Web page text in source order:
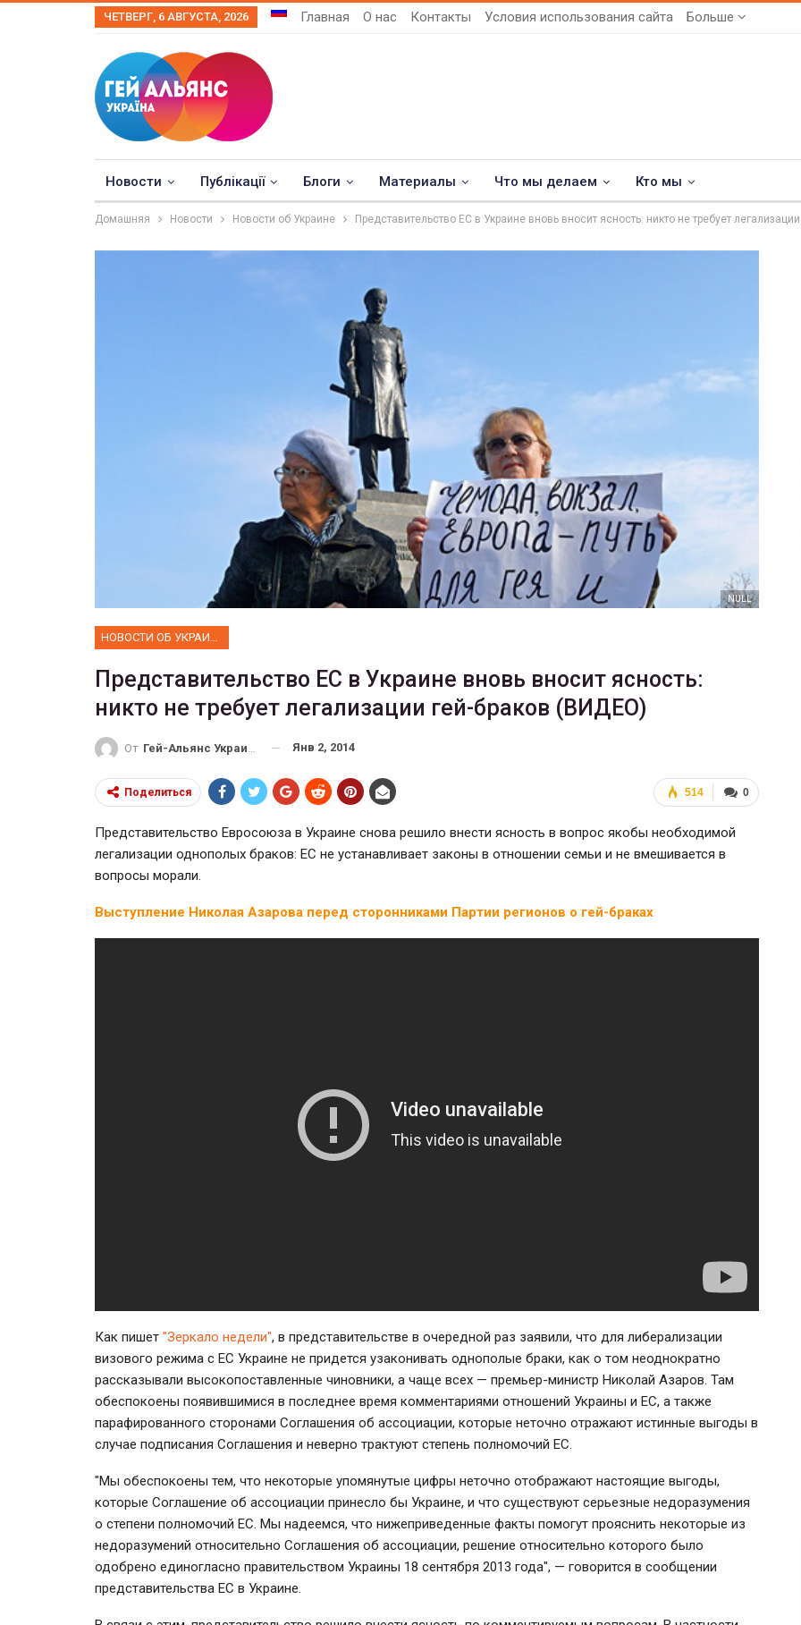
ЧЕТВЕРГ, 6 АВГУСТА, 2026 Главная О нас Контакты Условия использования сайта Больше
Новости Публікації Блоги Материалы Что мы делаем Кто мы
Домашняя Новости Новости об Украине Представительство ЕС в Украине вновь вносит ясность: никто не требует
NULL
НОВОСТИ ОБ УКРАИНЕ
Представительство ЕС в Украине вновь вносит ясность:
никто не требует легализации гей-браков (ВИДЕО)
От Гей-Альянс Украина Янв 2, 2014
0
514
Поделиться
Представительство Евросоюза в Украине снова решило внести ясность в вопрос якобы необходимой
легализации однополых браков: ЕС не устанавливает законы в отношении семьи и не вмешивается в
вопросы морали.
Выступление Николая Азарова перед сторонниками Партии регионов о гей-браках
Как пишет "Зеркало недели", в представительстве в очередной раз заявили, что для либерализации
визового режима с ЕС Украине не придется узаконивать однополые браки, как о том неоднократно
рассказывали высокопоставленные чиновники, а чаще всех — премьер-министр Николай Азаров. Там
обеспокоены появившимися в последнее время комментариями отношений Украины и ЕС, а также
парафированного сторонами Соглашения об ассоциации, которые неточно отражают истинные выгоды в
случае подписания Соглашения и неверно трактуют степень полномочий ЕС.
"Мы обеспокоены тем, что некоторые упомянутые цифры неточно отображают настоящие выгоды,
которые Соглашение об ассоциации принесло бы Украине, и что существуют серьезные недоразумения
о степени полномочий ЕС. Мы надеемся, что нижеприведенные факты помогут прояснить некоторые из
недоразумений относительно Соглашения об ассоциации, решение относительно которого было
одобрено единогласно правительством Украины 18 сентября 2013 года", — говорится в сообщении
представительства ЕС в Украине.
ФОТО
Военнослужащие-трансгендеры
Июл 27, 2017 0
В Берлине отпраздновали
легализацию гей-браков
ГЕЙ-АЛЬЯНС УКРАИНА Июл 2, 2017